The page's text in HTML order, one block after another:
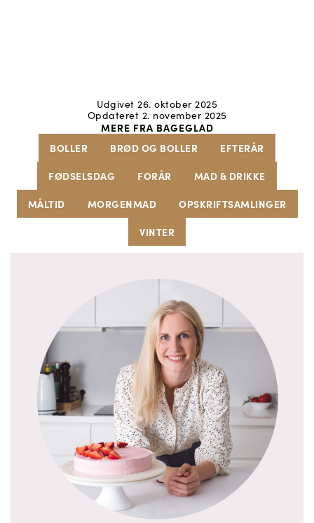
Udgivet 26. oktober 2025
Opdateret 2. november 2025
MERE FRA BAGEGLAD
BOLLER
BRØD OG BOLLER
EFTERÅR
FØDSELSDAG
FORÅR
MAD & DRIKKE
MÅLTID
MORGENMAD
OPSKRIFTSAMLINGER
VINTER